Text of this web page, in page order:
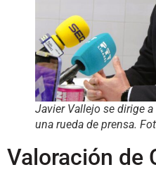
Javier Vallejo se dirige
una rueda de prensa.
Valoración de